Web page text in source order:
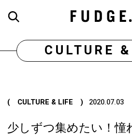
CULTURE
( CULTURE & LIFE ) 2020.07.03
少しずつ集めたい！憧